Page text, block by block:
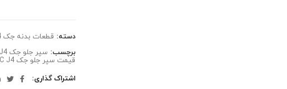
دسته: قطعات بدنه جک J4
برچسب: سپر جلو جک JAC J4
قیمت سپر جلو جک JAC J4
اشتراک گذاری